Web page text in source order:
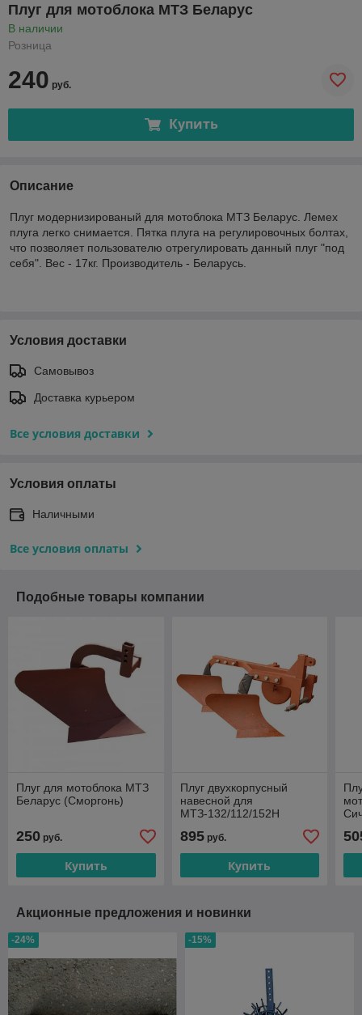
Плуг для мотоблока МТЗ Беларус
В наличии
Розница
240 руб.
Купить
Описание
Плуг модернизированый для мотоблока МТЗ Беларус. Лемех
плуга легко снимается. Пятка плуга на регулировочных болтах,
что позволяет пользователю отрегулировать данный плуг "под
себя". Вес - 17кг. Производитель - Беларусь.
Условия доставки
Самовывоз
Доставка курьером
Все условия доставки
Условия оплаты
Наличными
Все условия оплаты
Подобные товары компании
Плуг для мотоблока МТЗ
Беларус (Сморгонь)
250 руб.
Купить
Плуг двухкорпусный
навесной для
МТЗ-132/112/152Н
895руб.
Купить
Акционные предложения и новинки
-24% -15%